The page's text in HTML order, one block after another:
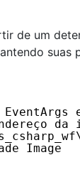
de um
suas
da
Image